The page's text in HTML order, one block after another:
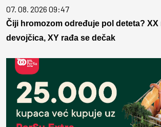
07. 08. 2026 09:47
Čiji hromozom određuje pol deteta? XX
devojčica, XY rađa se dečak